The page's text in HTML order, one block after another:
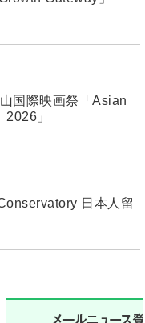
国際映画祭「Asian
」
日本人留